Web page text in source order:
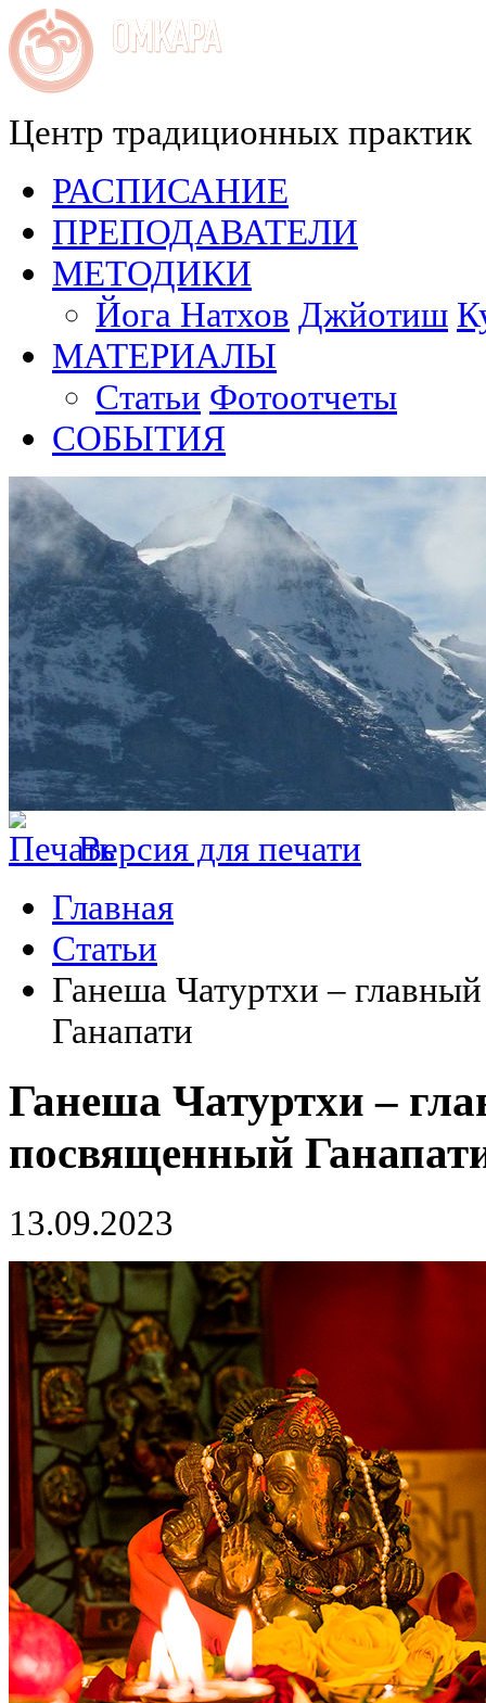
Центр традиционных практик
РАСПИСАНИЕ
ПРЕПОДАВАТЕЛИ
МЕТОДИКИ
Йога Натхов Джйотиш
МАТЕРИАЛЫ
Статьи Фотоотчеты
СОБЫТИЯ
Версия для печати
Главная
Статьи
Ганеша Чатуртхи –
Ганапати
Ганеша Чатуртхи –
посвященный
13.09.2023